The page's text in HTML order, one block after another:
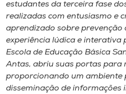
Museu
Unoesc
Store
estudantes da terceira fase
realizadas com entusiasmo e
aprendizado sobre prevenção
experiência lúdica e interativa
Escola de Educação Básica
Antas, abriu suas portas para
proporcionando um ambiente
disseminação de informações